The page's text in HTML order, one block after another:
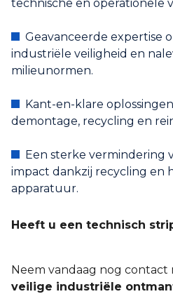
technische en operationele
Geavanceerde expertise
industriële veiligheid en
milieunormen.
Kant-en-klare
demontage, recycling en
Een sterke vermindering
impact dankzij recycling en
apparatuur.
Heeft u een technisch
Neem vandaag nog contact
veilige industriële